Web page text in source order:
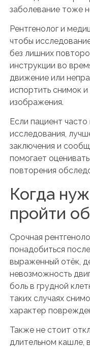
заболевание тоже
Рентгенолог и
чтобы
без лишних
инструкции во
движение или
испортить снимок
изображения.
Если пациент
исследования,
заключения и
помогает
повторения
Когда
пройти
Срочная
понадобиться
выраженный отёк,
невозможность
боль в грудной
таких случаях
характер
Также не стоит
длительном кашле,